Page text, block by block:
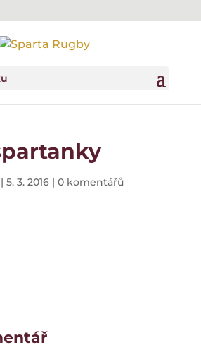
5. 3. 2016| 0 komentářů